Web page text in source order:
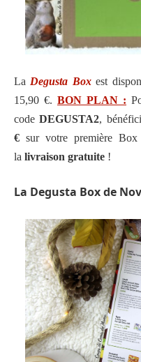
La Degusta Boxest
15,90 €. BON PLAN :
codeDEGUSTA2,
€ sur votre première
la livraison gratuite !
La Degusta Box de